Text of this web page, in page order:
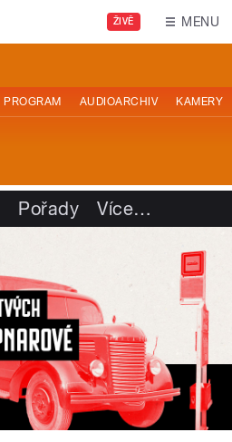
ŽIVĚ MENU
PROGRAM AUDIOARCHIV KAMERY
Pořady Více…